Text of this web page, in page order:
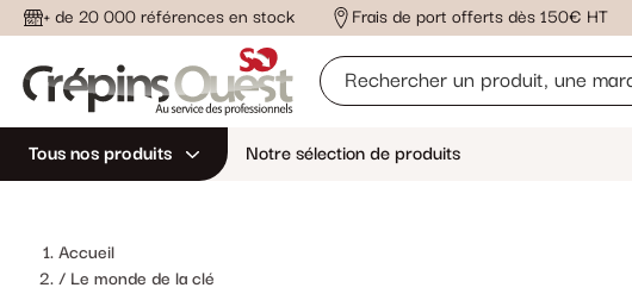
+ de 20 000 références en stock Frais de port offerts dès 150€ HT
Tous nos produits Notre sélection de produits
Accueil
Le monde de la clé